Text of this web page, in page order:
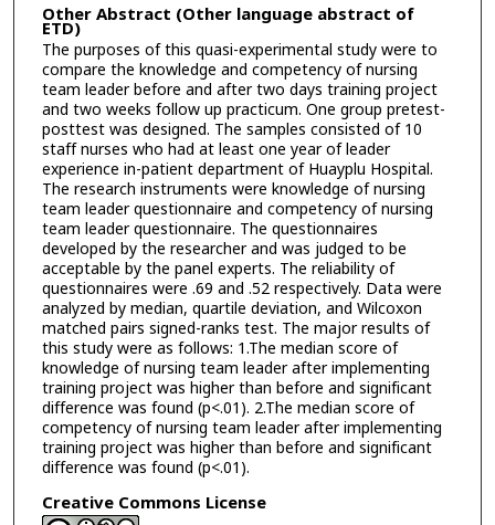
Other Abstract (Other language abstract of
ETD)
The purposes of this quasi-experimental study were to
compare the knowledge and competency of nursing
team leader before and after two days training project
and two weeks follow up practicum. One group pretest-
posttest was designed. The samples consisted of 10
staff nurses who had at least one year of leader
experience in-patient department of Huayplu Hospital.
The research instruments were knowledge of nursing
team leader questionnaire and competency of nursing
team leader questionnaire. The questionnaires
developed by the researcher and was judged to be
acceptable by the panel experts. The reliability of
questionnaires were .69 and .52 respectively. Data were
analyzed by median, quartile deviation, and Wilcoxon
matched pairs signed-ranks test. The major results of
this study were as follows: 1.The median score of
knowledge of nursing team leader after implementing
training project was higher than before and significant
difference was found (p<.01). 2.The median score of
competency of nursing team leader after implementing
training project was higher than before and significant
difference was found (p<.01).
Creative Commons License